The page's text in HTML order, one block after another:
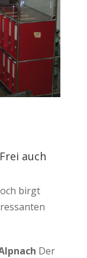
auch
birgt
Der